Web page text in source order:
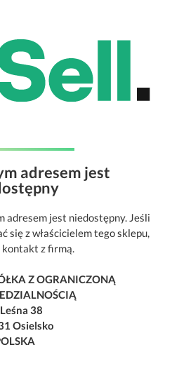
adresem jest
adresem jest niedostępny. Jeśli
się z właścicielem tego sklepu,
kontakt z firmą.
Z OGRANICZONĄ
38
Osielsko